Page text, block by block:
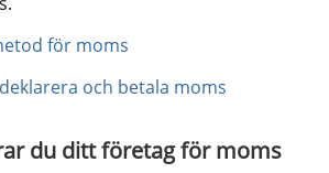
för moms
och betala moms
du ditt företag för moms